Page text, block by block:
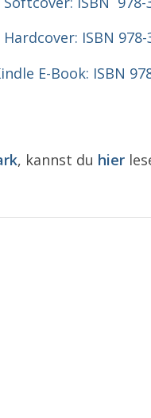
Hardcover: ISBN
E-Book: ISBN
, kannst du hier